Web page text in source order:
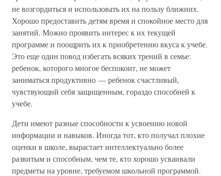
не возгордиться и использовать их на пользу ближних.
Хорошо предоставить детям время и спокойное место для
занятий. Можно проявить интерес к их текущей
программе и поощрить их к приобретению вкуса к учебе.
Это еще один повод избегать всяких трений в семье:
ребенок, которого многое беспокоит, не может
заниматься продуктивно — ребенок счастливый,
чувствующий себя защищенным, гораздо способней к
учебе.
Дети имеют разные способности к усвоению новой
информации и навыков. Иногда тот, кто получал плохие
оценки в школе, вырастает интеллектуально более
развитым и способным, чем те, кто хорошо усваивали
предметы на уровне, требуемом школьной программой.